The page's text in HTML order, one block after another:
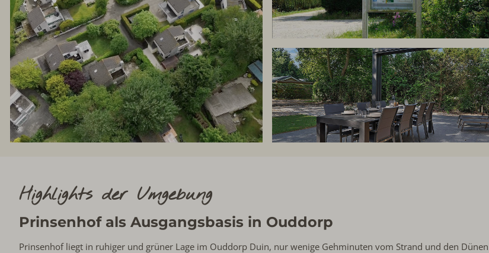
Highlights der Umgebung
Prinsenhof als Ausgangsbasis in Ouddorp
Prinsenhof liegt in ruhiger und grüner Lage im Ouddorp Duin, nur wenige Gehminuten vom Strand und den